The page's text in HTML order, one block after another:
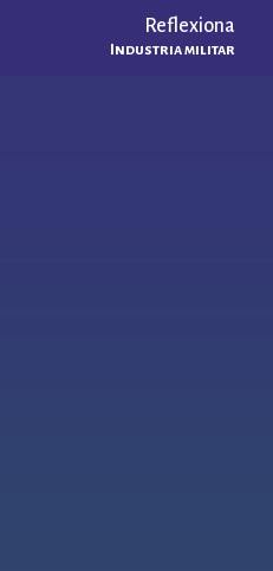
Reflexiona
Industria militar